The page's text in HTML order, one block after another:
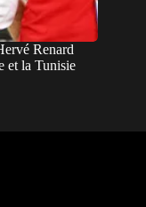
Renard
et la Tunisie